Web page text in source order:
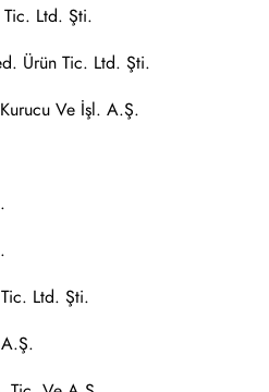
Ltd. Şti.
Ürün Tic. Ltd. Şti.
Ve İşl. A.Ş.
Ltd. Şti.